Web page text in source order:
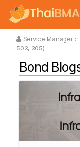
Service Manager :
503, 305)
Bond